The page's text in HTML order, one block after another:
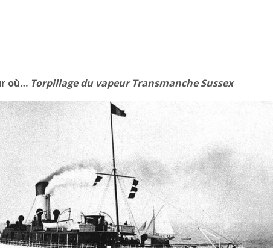
où… Torpillage du vapeur Transmanche Sussex